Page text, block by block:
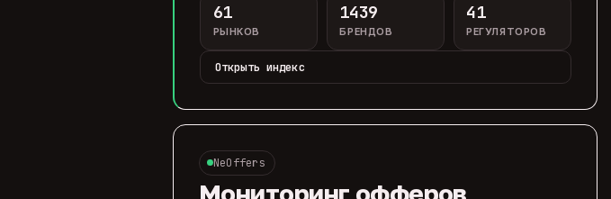
61
РЫНКОВ
1439
БРЕНДОВ
41
РЕГУЛЯТОРОВ
Открыть индекс
NeOffers
Мониторинг офферов